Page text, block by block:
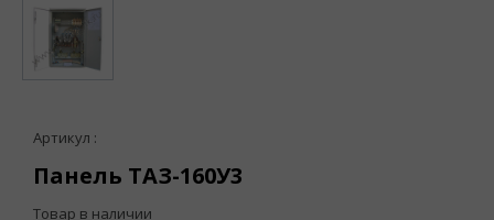
Артикул :
Панель ТАЗ-160У3
Товар в наличии